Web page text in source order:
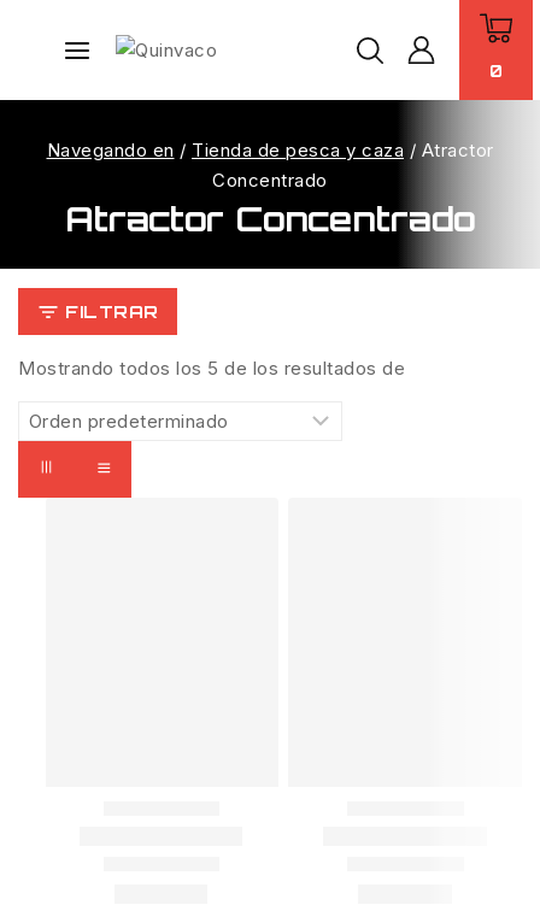
0
Navegando en / Tienda de pesca y caza / Atractor
Concentrado
Atractor Concentrado
FILTRAR
Mostrando todos los 5 de los resultados de